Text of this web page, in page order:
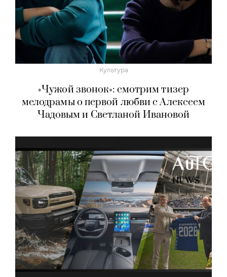
Культура
«Чужой звонок»: смотрим тизер
мелодрамы о первой любви с Алексеем
Чадовым и Светланой Ивановой